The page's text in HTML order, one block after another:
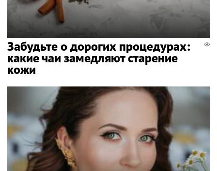
Забудьте о дорогих процедурах:
какие чаи замедляют старение
кожи